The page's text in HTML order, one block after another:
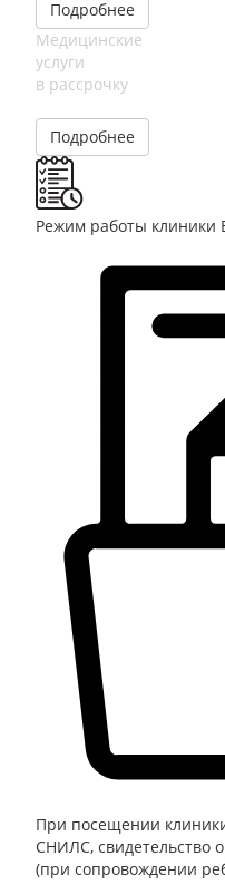
Подробнее
Медицинские
услуги
в рассрочку
Подробнее
Режим работы клиники
При посещении
СНИЛС, свидетельство
(при сопровождении